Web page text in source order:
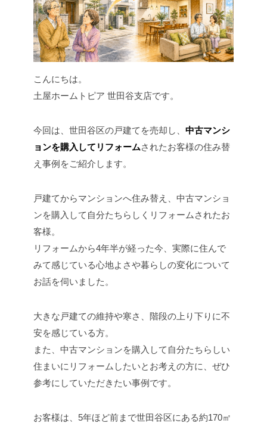
こんにちは。
土屋ホームトピア 世田谷支店です。
今回は、世田谷区の戸建てを売却し、 中古マンシ
ョンを購入してリフォームされたお客様の住み替
え事例をご紹介します。
戸建てからマンションへ住み替え、中古マンショ
ンを購入して自分たちらしくリフォームされたお
客様。
リフォームから4年半が経った今、実際に住んで
みて感じている心地よさや暮らしの変化について
お話を伺いました。
大きな戸建ての維持や寒さ、階段の上り下りに不
安を感じている方。
また、中古マンションを購入して自分たちらしい
住まいにリフォームしたいとお考えの方に、ぜひ
参考にしていただきたい事例です。
お客様は、5年ほど前まで世田谷区にある約170㎡